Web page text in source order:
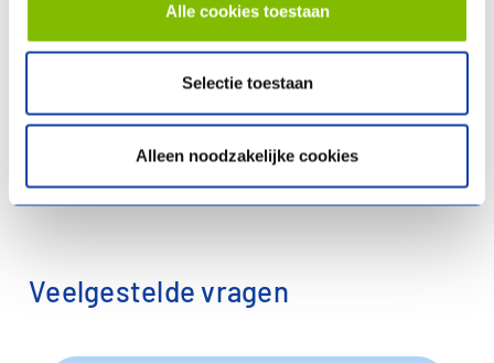
Alle cookies toestaan
Selectie toestaan
Alleen noodzakelijke cookies
webshop
Webshop
retour
Veelgestelde vragen